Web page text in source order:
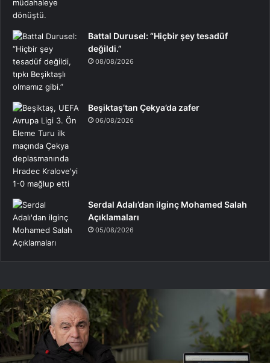
Battal Durusel: “Hiçbir şey tesadüf
değildi.”
08/08/2026
Beşiktaş’tan Çekya’da zafer
06/08/2026
Serdal Adalı’dan ilginç Mohamed Salah
Açıklamaları
05/08/2026
Rıza
Çalımbay,
Hasan
Arat’a
püskürdü!